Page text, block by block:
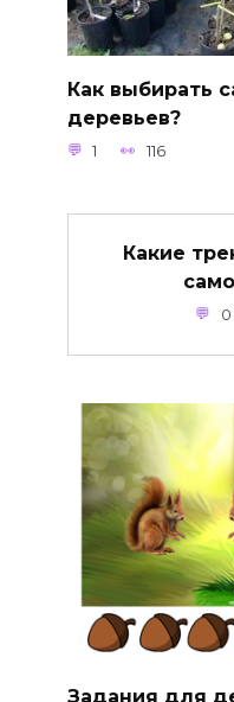
Как выбирать
деревьев?
1 116
Какие
0
Задания для